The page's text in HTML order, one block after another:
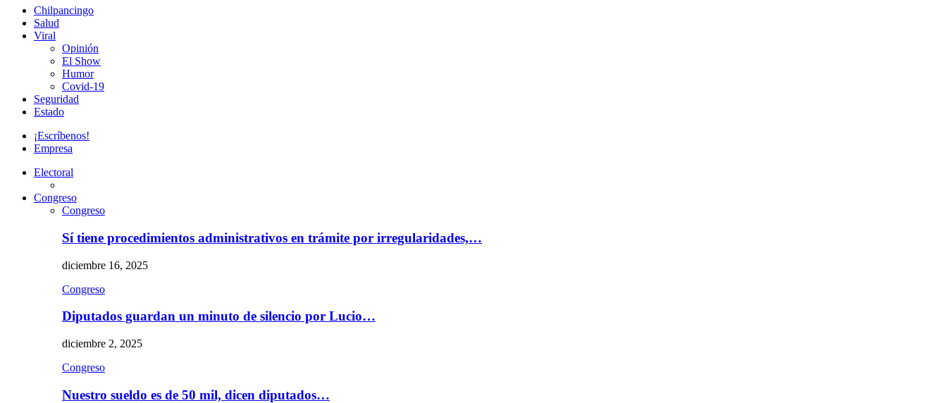
Chilpancingo
Salud
Viral
Opinión
El Show
Humor
Covid-19
Seguridad
Estado
¡Escríbenos!
Empresa
Electoral
Congreso
Congreso
Sí tiene procedimientos administrativos en trámite por irregularidades,…
diciembre 16, 2025
Congreso
Diputados guardan un minuto de silencio por Lucio…
diciembre 2, 2025
Congreso
Nuestro sueldo es de 50 mil, dicen diputados…